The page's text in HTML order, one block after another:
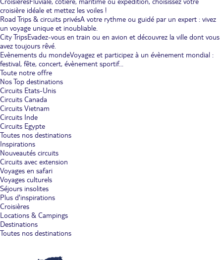
croisière idéale et mettez les voiles !
Road Trips & circuits privésA votre rythme ou guidé par un expert : vivez
un voyage unique et inoubliable.
City TripsEvadez-vous en train ou en avion et découvrez la ville dont vous
avez toujours rêvé.
Evènements du mondeVoyagez et participez à un évènement mondial :
festival, fête, concert, évènement sportif...
Toute notre offre
Nos Top destinations
Circuits Etats-Unis
Circuits Canada
Circuits Vietnam
Circuits Inde
Circuits Egypte
Toutes nos destinations
Inspirations
Nouveautés circuits
Circuits avec extension
Voyages en safari
Voyages culturels
Séjours insolites
Plus d'inspirations
Croisières
Locations & Campings
Destinations
Toutes nos destinations